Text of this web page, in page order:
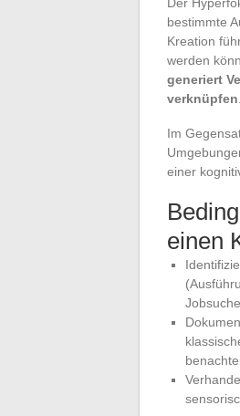
bestimmte
Kreation
werden
generiert
verknüpfen
Im
einer
einen